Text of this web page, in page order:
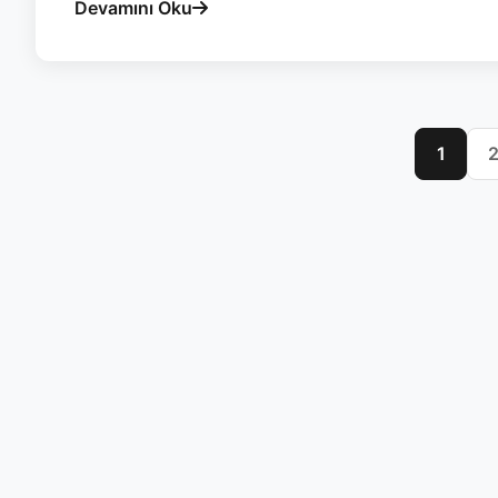
Devamını Oku
1 2